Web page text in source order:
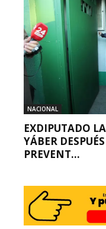
NACIONAL
EXDIPUTADO
YÁBER
PREVENT...